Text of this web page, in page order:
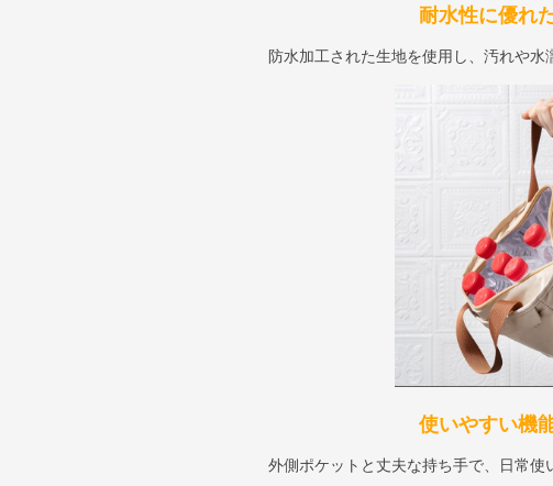
耐水性に優れ
防水加工された生地を使用し、汚れや水
使いやすい機
外側ポケットと丈夫な持ち手で、日常使